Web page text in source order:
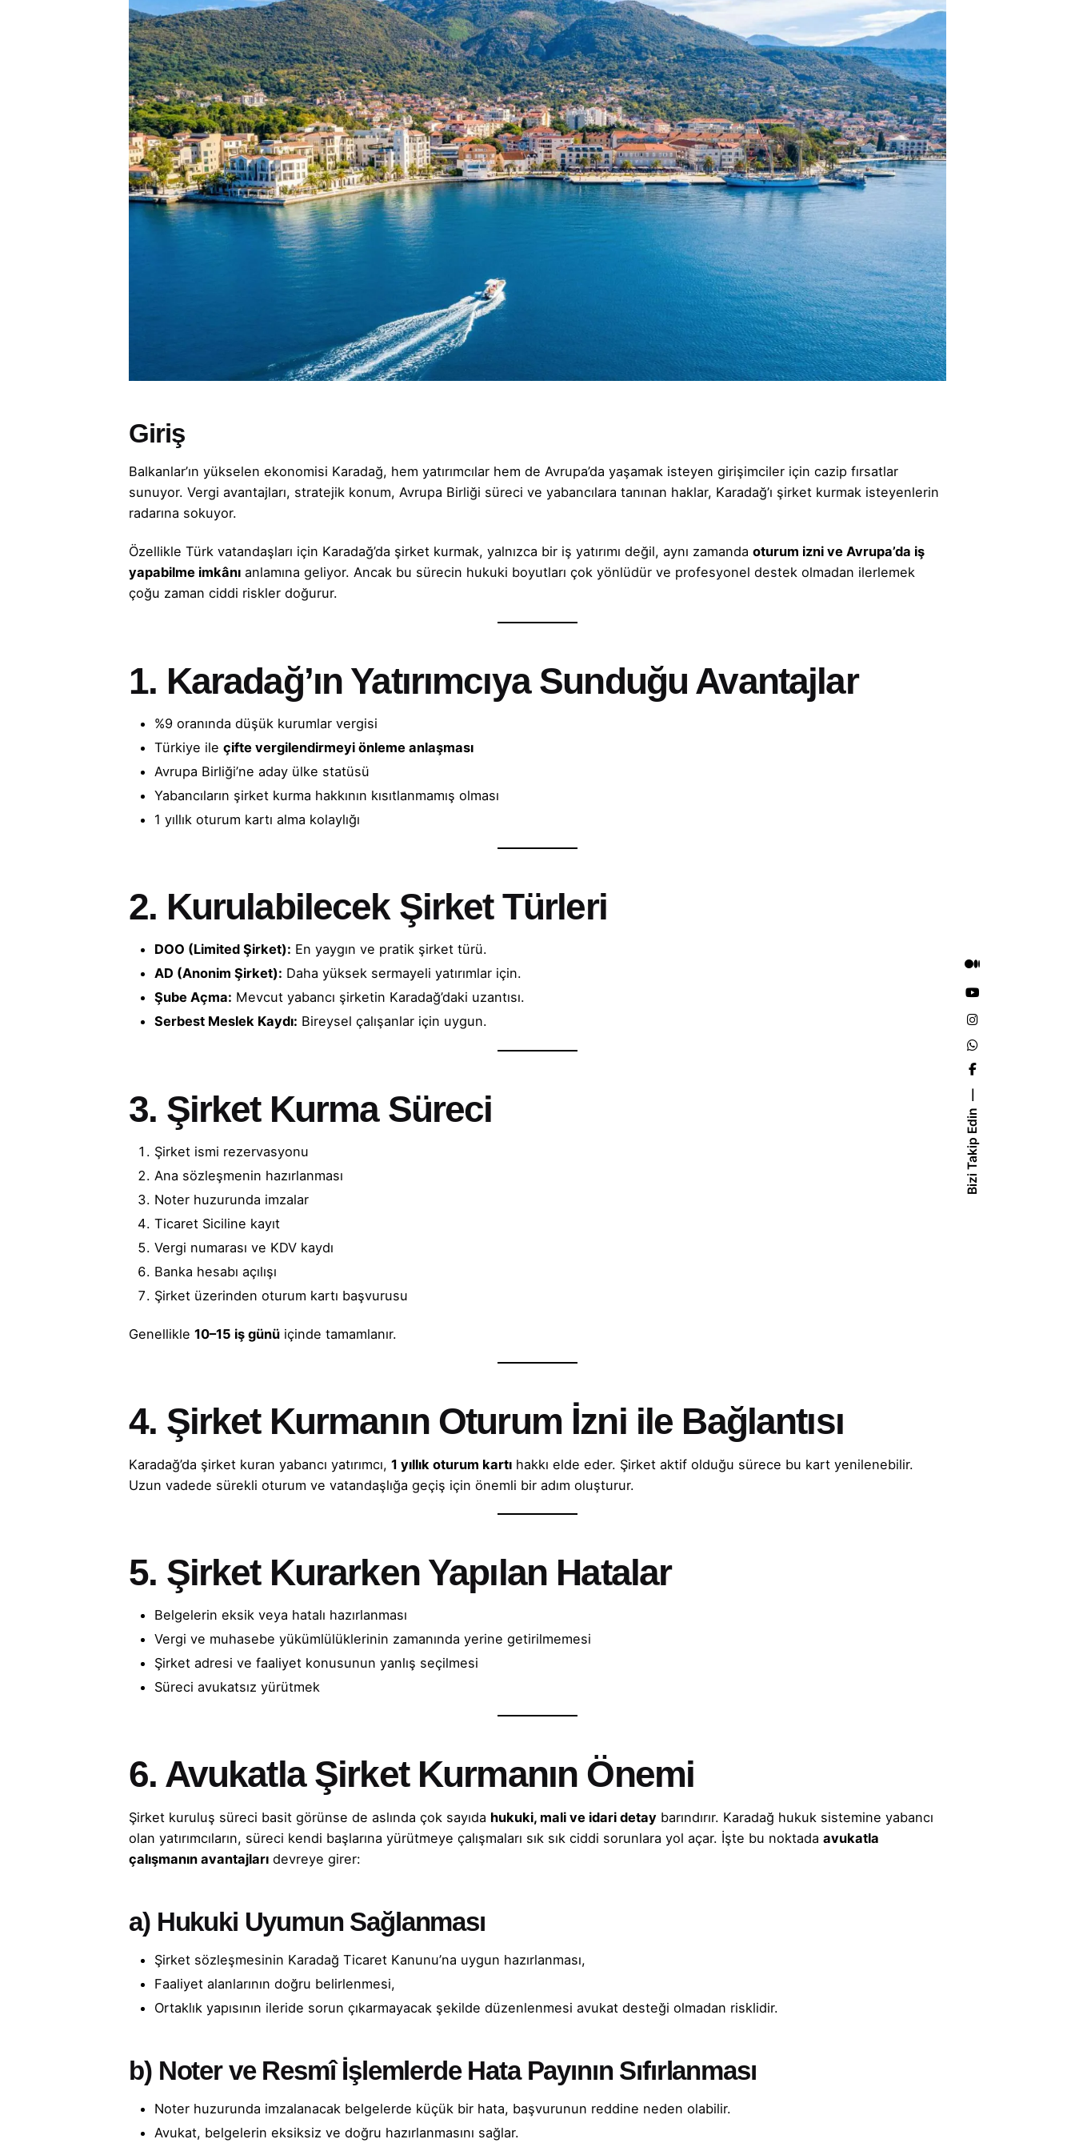
Bizi Takip Edin
Giriş
Balkanlar’ın yükselen ekonomisi Karadağ, hem yatırımcılar hem de Avrupa’da yaşamak isteyen girişimciler için cazip fırsatlar
sunuyor. Vergi avantajları, stratejik konum, Avrupa Birliği süreci ve yabancılara tanınan haklar, Karadağ’ı şirket kurmak isteyenlerin
radarına sokuyor.
Özellikle Türk vatandaşları için Karadağ’da şirket kurmak, yalnızca bir iş yatırımı değil, aynı zamandaoturum izni ve Avrupa’da iş
yapabilme imkânı anlamına geliyor. Ancak bu sürecin hukuki boyutları çok yönlüdür ve profesyonel destek olmadan ilerlemek
çoğu zaman ciddi riskler doğurur.
1. Karadağ’ın Yatırımcıya Sunduğu Avantajlar
%9 oranında düşük kurumlar vergisi
Türkiye ileçifte vergilendirmeyi önleme anlaşması
Avrupa Birliği’ne aday ülke statüsü
Yabancıların şirket kurma hakkının kısıtlanmamış olması
1 yıllık oturum kartı alma kolaylığı
2. Kurulabilecek Şirket Türleri
DOO (Limited Şirket): En yaygın ve pratik şirket türü.
AD (Anonim Şirket): Daha yüksek sermayeli yatırımlar için.
Şube Açma: Mevcut yabancı şirketin Karadağ’daki uzantısı.
Serbest Meslek Kaydı: Bireysel çalışanlar için uygun.
3. Şirket Kurma Süreci
Şirket ismi rezervasyonu
Ana sözleşmenin hazırlanması
Noter huzurunda imzalar
Ticaret Siciline kayıt
Vergi numarası ve KDV kaydı
Banka hesabı açılışı
Şirket üzerinden oturum kartı başvurusu
Genellikle10–15 iş günü içinde tamamlanır.
4. Şirket Kurmanın Oturum İzni ile Bağlantısı
Karadağ’da şirket kuran yabancı yatırımcı,1 yıllık oturum kartı hakkı elde eder. Şirket aktif olduğu sürece bu kart yenilenebilir.
Uzun vadede sürekli oturum ve vatandaşlığa geçiş için önemli bir adım oluşturur.
5. Şirket Kurarken Yapılan Hatalar
Belgelerin eksik veya hatalı hazırlanması
Vergi ve muhasebe yükümlülüklerinin zamanında yerine getirilmemesi
Şirket adresi ve faaliyet konusunun yanlış seçilmesi
Süreci avukatsız yürütmek
6. Avukatla Şirket Kurmanın Önemi
Şirket kuruluş süreci basit görünse de aslında çok sayıda hukuki, mali ve idari detay barındırır. Karadağ hukuk sistemine yabancı
olan yatırımcıların, süreci kendi başlarına yürütmeye çalışmaları sık sık ciddi sorunlara yol açar. İşte bu noktadaavukatla
çalışmanın avantajları devreye girer:
a) Hukuki Uyumun Sağlanması
Şirket sözleşmesinin Karadağ Ticaret Kanunu’na uygun hazırlanması,
Faaliyet alanlarının doğru belirlenmesi,
Ortaklık yapısının ileride sorun çıkarmayacak şekilde düzenlenmesi avukat desteği olmadan risklidir.
b) Noter ve Resmî İşlemlerde Hata Payının Sıfırlanması
Noter huzurunda imzalanacak belgelerde küçük bir hata, başvurunun reddine neden olabilir.
Avukat, belgelerin eksiksiz ve doğru hazırlanmasını sağlar.